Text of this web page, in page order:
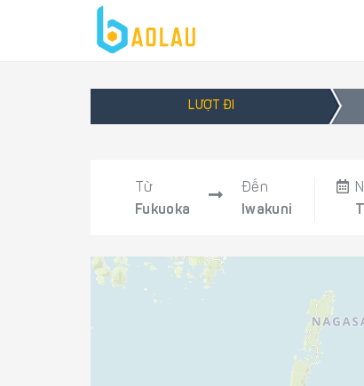
LƯỢT ĐI
Từ
Fukuoka
Đến
Iwakuni